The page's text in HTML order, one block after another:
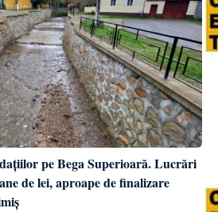
pe Bega Superioară. Lucrări
de lei, aproape de finalizare